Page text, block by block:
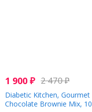
1 900 ₽ 2 470₽
Diabetic Kitchen, Gourmet
Chocolate Brownie Mix, 10